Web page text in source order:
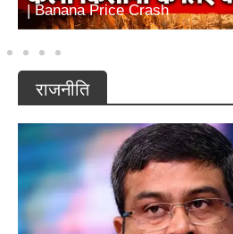
| Banana Price Crash
राजनीति